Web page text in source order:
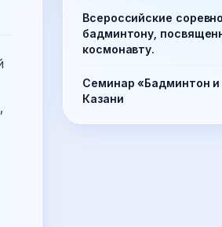
Всероссийские
бадминтону,
космонавту.
Семинар «Бадминтон и
Казани